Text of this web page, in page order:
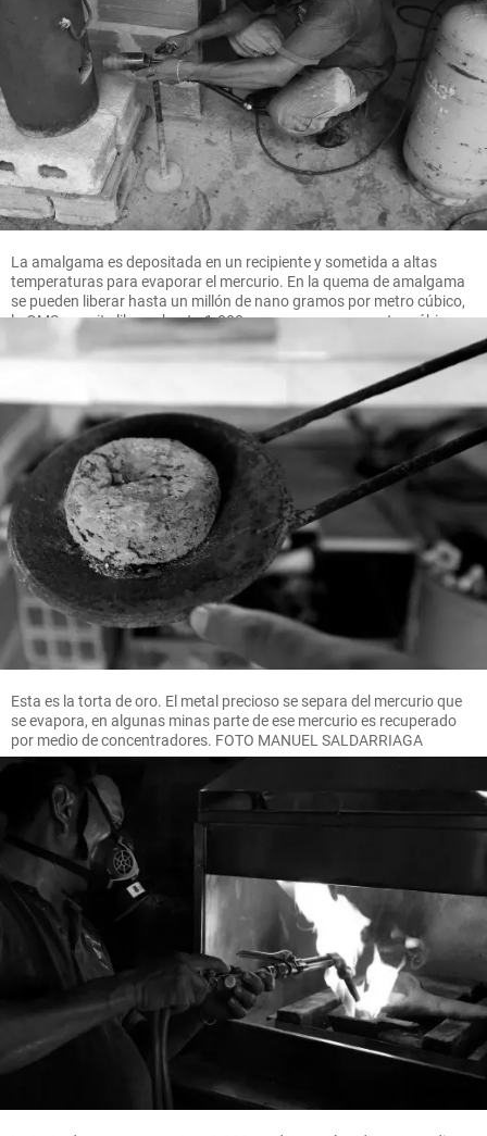
La amalgama es depositada en un recipiente y sometida a altas
temperaturas para evaporar el mercurio. En la quema de amalgama
se pueden liberar hasta un millón de nano gramos por metro cúbico,
la OMS permite liberar hasta 1.000 nano gramos por metro cúbico.
Esta es la torta de oro. El metal precioso se separa del mercurio que
se evapora, en algunas minas parte de ese mercurio es recuperado
por medio de concentradores. FOTO MANUEL SALDARRIAGA